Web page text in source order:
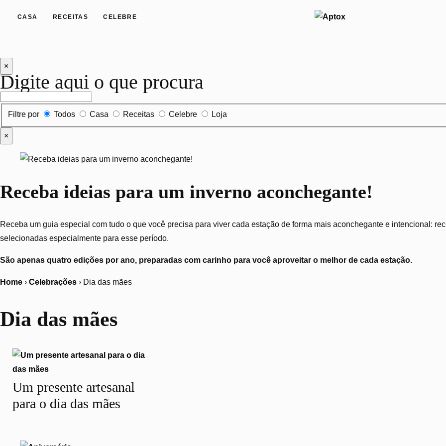
CASA RECEITAS CELEBRE
×
Digite aqui o que procura
Filtrar por tipo de conteúdo
Filtre por Todos Casa Receitas Celebre Loja
×
Receba ideias para um inverno aconchegante!
Receba um guia especial com tudo o que você precisa para viver cada estação de forma mais aconchegante e intencional:
selecionadas especialmente para esse período.
São apenas quatro edições por ano, preparadas com carinho para você aproveitar o melhor de cada estação.
Home › Celebrações › Dia das mães
Dia das mães
Um presente artesanal
para o dia das mães